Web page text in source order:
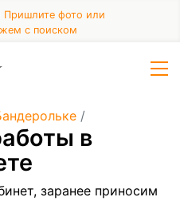
Пришлите фото или
с поиском
/
в
заранее приносим